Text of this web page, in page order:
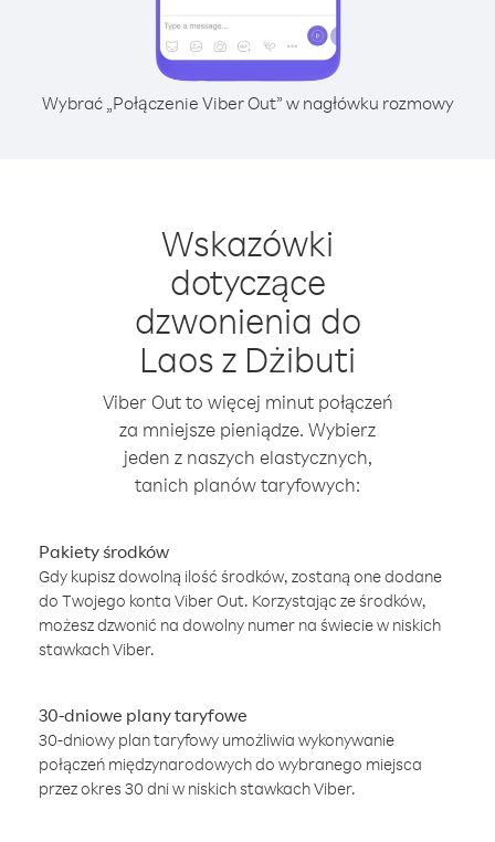
Wybrać „Połączenie Viber Out” w nagłówku rozmowy
Wskazówki
dotyczące
dzwonienia do
Laos z Dżibuti
Viber Out to więcej minut połączeń
za mniejsze pieniądze. Wybierz
jeden z naszych elastycznych,
tanich planów taryfowych:
Pakiety środków
Gdy kupisz dowolną ilość środków, zostaną one dodane
do Twojego konta Viber Out. Korzystając ze środków,
możesz dzwonić na dowolny numer na świecie w niskich
stawkach Viber.
30-dniowe plany taryfowe
30-dniowy plan taryfowy umożliwia wykonywanie
połączeń międzynarodowych do wybranego miejsca
przez okres 30 dni w niskich stawkach Viber.